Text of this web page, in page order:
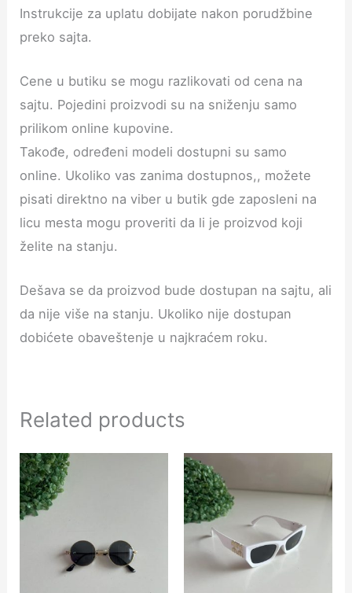
Instrukcije za uplatu dobijate nakon porudžbine
preko sajta.
Cene u butiku se mogu razlikovati od cena na
sajtu. Pojedini proizvodi su na sniženju samo
prilikom online kupovine.
Takođe, određeni modeli dostupni su samo
online. Ukoliko vas zanima dostupnos,, možete
pisati direktno na viber u butik gde zaposleni na
licu mesta mogu proveriti da li je proizvod koji
želite na stanju.
Dešava se da proizvod bude dostupan na sajtu, ali
da nije više na stanju. Ukoliko nije dostupan
dobićete obaveštenje u najkraćem roku.
Related products